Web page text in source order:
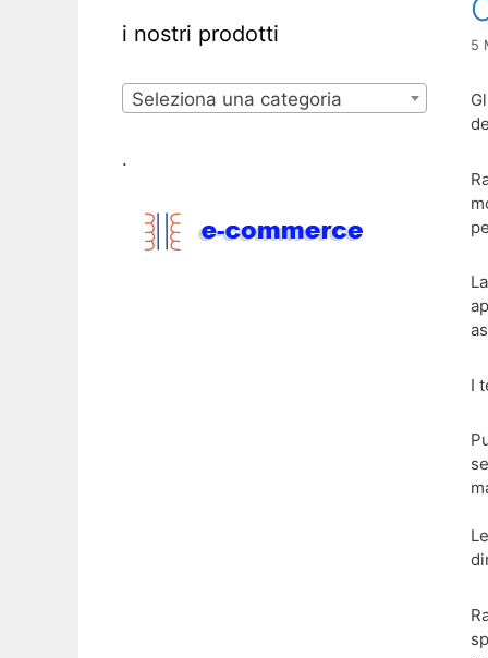
5
I
i nostri prodotti
Seleziona una categoria
.